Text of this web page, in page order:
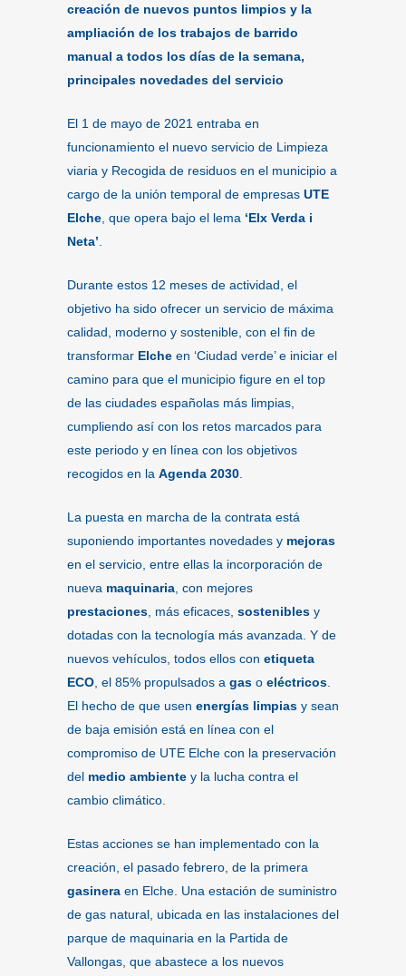
creación de nuevos puntos limpios y la
ampliación de los trabajos de barrido
manual a todos los días de la semana,
principales novedades del servicio
El 1 de mayo de 2021 entraba en
funcionamiento el nuevo servicio de Limpieza
viaria y Recogida de residuos en el municipio a
cargo de la unión temporal de empresas UTE
Elche , que opera bajo el lema ‘Elx Verda i
Neta’
Durante estos 12 meses de actividad, el
objetivo ha sido ofrecer un servicio de máxima
calidad, moderno y sostenible, con el fin de
transformar Elche en ‘Ciudad verde’ e iniciar el
camino para que el municipio figure en el top
de las ciudades españolas más limpias,
cumpliendo así con los retos marcados para
este periodo y en línea con los objetivos
recogidos en la Agenda 2030
La puesta en marcha de la contrata está
suponiendo importantes novedades y mejoras
en el servicio, entre ellas la incorporación de
nueva maquinaria , con mejores
prestaciones , más eficaces, sostenibles y
dotadas con la tecnología más avanzada. Y de
nuevos vehículos, todos ellos con etiqueta
ECO , el 85% propulsados a gas o eléctricos
El hecho de que usen energías limpias y sean
de baja emisión está en línea con el
compromiso de UTE Elche con la preservación
del medio ambiente y la lucha contra el
cambio climático.
Estas acciones se han implementado con la
creación, el pasado febrero, de la primera
gasinera en Elche. Una estación de suministro
de gas natural, ubicada en las instalaciones del
parque de maquinaria en la Partida de
Vallongas, que abastece a los nuevos